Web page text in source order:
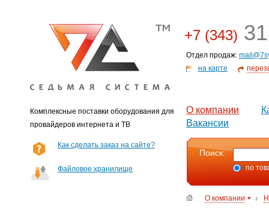
Комплексные поставки оборудования для
провайдеров интернета и ТВ
+7 (343)
Отдел продаж:
на карте
О компании
Вакансии
Как сделать заказ на сайте?
Файловое хранилище
Поиск:
по
О компании /